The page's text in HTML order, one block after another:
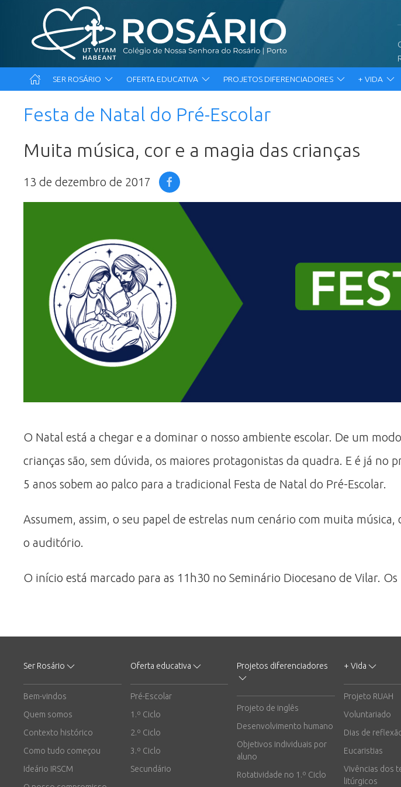
SER ROSÁRIO OFERTA EDUCATIVA PROJETOS DIFERENCIADORES + VIDA
Festa de Natal do Pré-Escolar
Muita música, cor e a magia das crianças
13 de dezembro de 2017
O Natal está a chegar e a dominar o nosso ambiente escolar. De um
crianças são, sem dúvida, os maiores protagonistas da quadra. E é já no
5 anos sobem ao palco para a tradicional Festa de Natal do Pré-Escolar.
Assumem, assim, o seu papel de estrelas num cenário com muita
o auditório.
O início está marcado para as 11h30 no Seminário Diocesano de Vilar.
Ser Rosário
Bem-vindos
Quem somos
Contexto histórico
Como tudo começou
Ideário IRSCM
Oferta educativa
Pré-Escolar
1.º Ciclo
2.º Ciclo
3.º Ciclo
Secundário
Projetos diferenciadores
Projeto de inglês
Desenvolvimento humano
Objetivos individuais por
aluno
Rotatividade no 1.º Ciclo
+ Vida
Projeto RUAH
Voluntariado
Dias de
Eucaristias
Vivências dos
litúrgicos